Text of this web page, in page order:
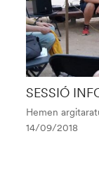
SESSIÓ
Hemen
14/09/2018